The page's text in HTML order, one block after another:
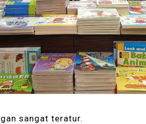
sangat teratur.